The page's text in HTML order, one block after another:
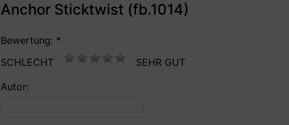
Anchor Sticktwist (fb.1014)
Bewertung: *
SCHLECHT
SEHR GUT
Autor: